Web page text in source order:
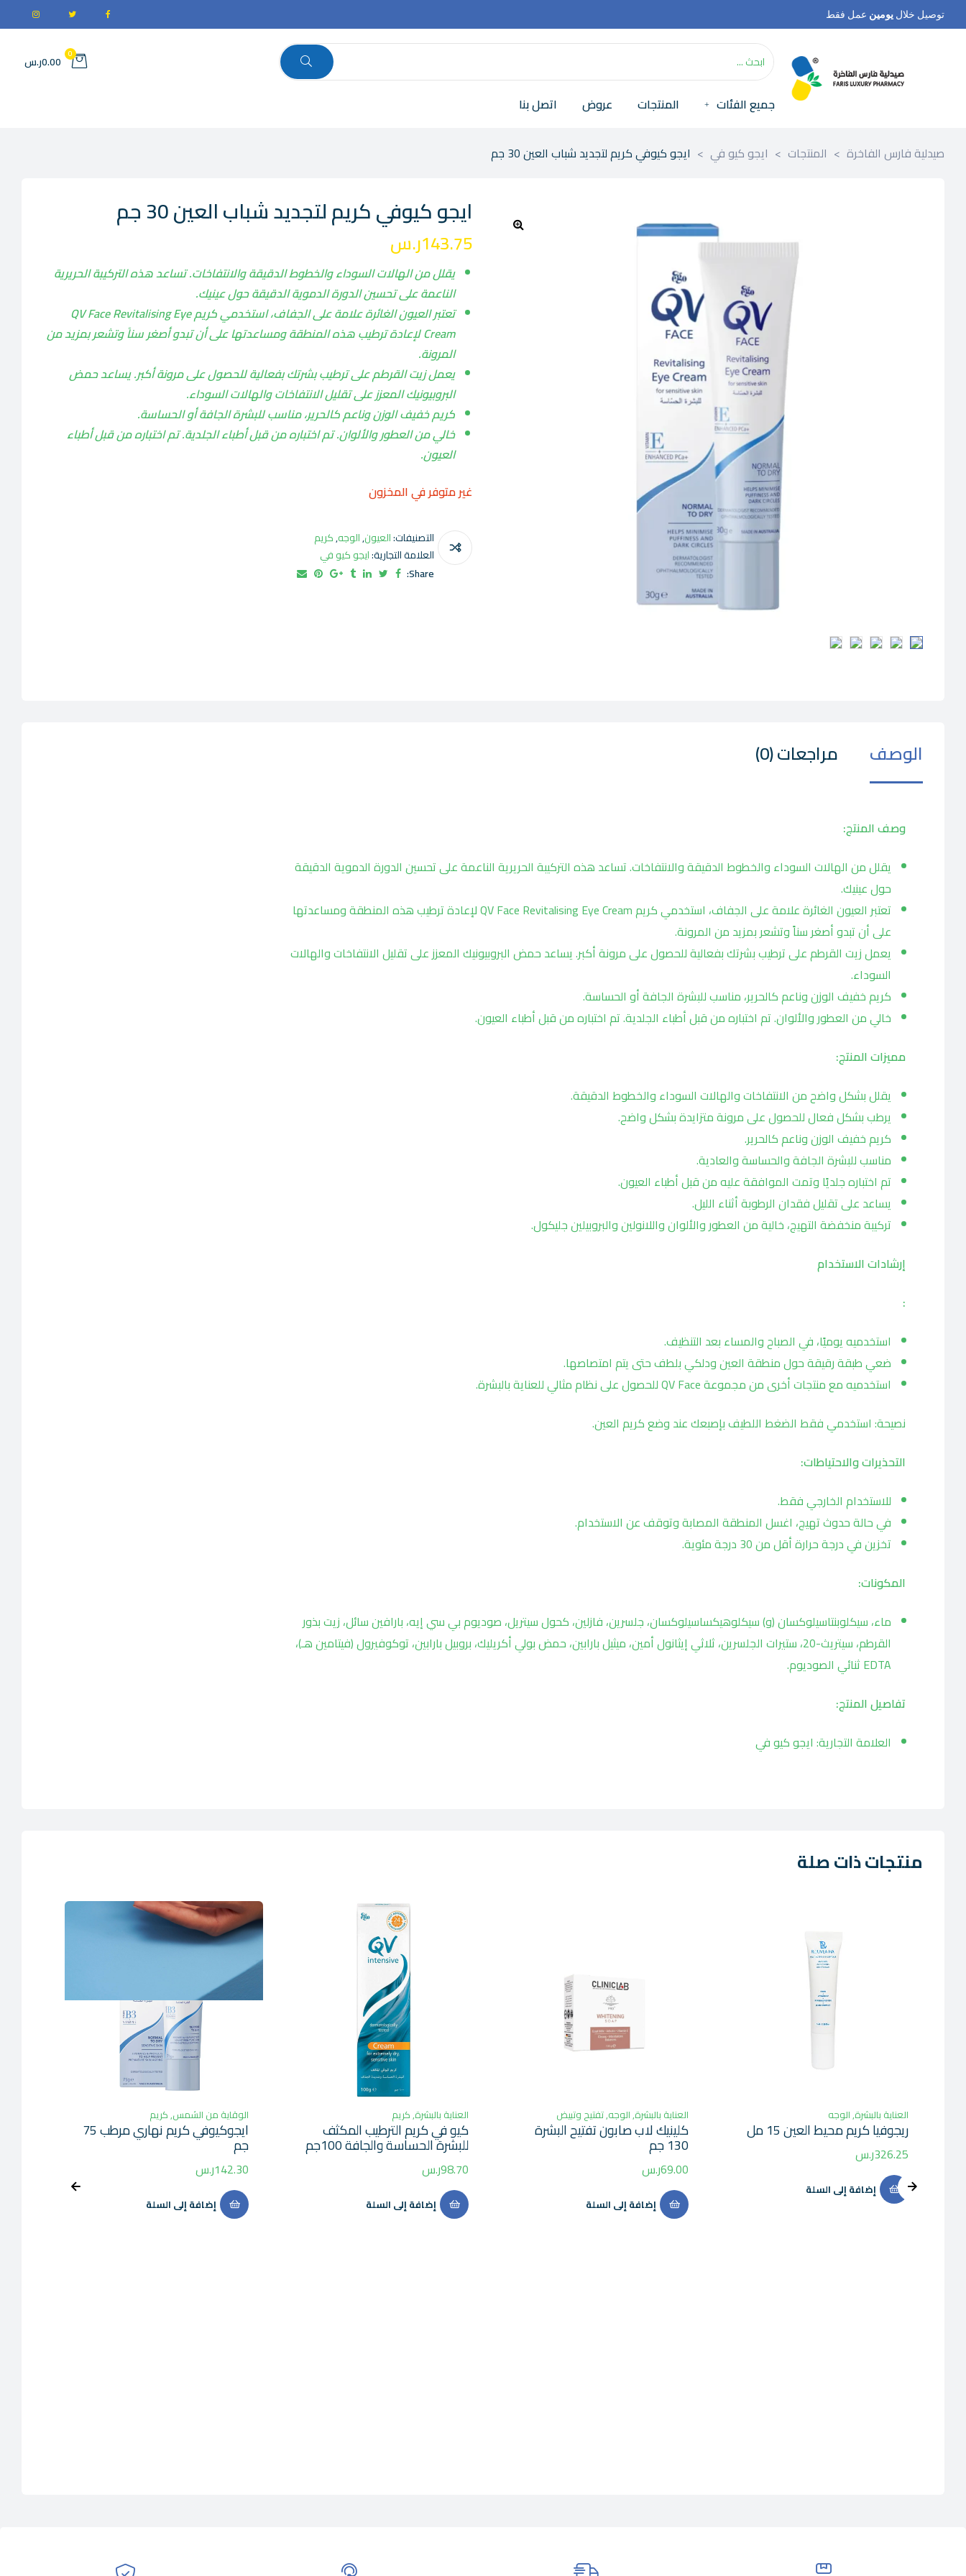
توصيل خلال يومين عمل فقط
0 0.00ر.س
جميع الفئات المنتجات عروض اتصل بنا
صيدلية فارس الفاخرة > المنتجات > ايجو كيو في > ايجو كيوفي كريم لتجديد شباب العين 30 جم
ايجو كيوفي كريم لتجديد شباب العين 30 جم
143.75ر.س
يقلل من الهالات السوداء والخطوط الدقيقة والانتفاخات. تساعد هذه التركيبة الحريرية
الناعمة على تحسين الدورة الدموية الدقيقة حول عينيك.
تعتبر العيون الغائرة علامة على الجفاف، استخدمي كريم QV Face Revitalising Eye
Cream لإعادة ترطيب هذه المنطقة ومساعدتها على أن تبدو أصغر سناً وتشعر بمزيد من
المرونة.
يعمل زيت القرطم على ترطيب بشرتك بفعالية للحصول على مرونة أكبر. يساعد حمض
البروبيونيك المعزز على تقليل الانتفاخات والهالات السوداء.
كريم خفيف الوزن وناعم كالحرير، مناسب للبشرة الجافة أو الحساسة.
خالي من العطور والألوان. تم اختباره من قبل أطباء الجلدية. تم اختباره من قبل أطباء
العيون.
غير متوفر في المخزون
التصنيفات:العيون,الوجه,كريم
العلامة التجارية:ايجو كيو في
Share:
الوصف مراجعات (0)
وصف المنتج:
يقلل من الهالات السوداء والخطوط الدقيقة والانتفاخات. تساعد هذه التركيبة الحريرية الناعمة على تحسين الدورة الدموية الدقيقة
حول عينيك.
تعتبر العيون الغائرة علامة على الجفاف، استخدمي كريم QV Face Revitalising Eye Cream لإعادة ترطيب هذه المنطقة ومساعدتها
على أن تبدو أصغر سناً وتشعر بمزيد من المرونة.
يعمل زيت القرطم على ترطيب بشرتك بفعالية للحصول على مرونة أكبر. يساعد حمض البروبيونيك المعزز على تقليل الانتفاخات والهالات
السوداء.
كريم خفيف الوزن وناعم كالحرير، مناسب للبشرة الجافة أو الحساسة.
خالي من العطور والألوان. تم اختباره من قبل أطباء الجلدية. تم اختباره من قبل أطباء العيون.
مميزات المنتج:
يقلل بشكل واضح من الانتفاخات والهالات السوداء والخطوط الدقيقة.
يرطب بشكل فعال للحصول على مرونة متزايدة بشكل واضح.
كريم خفيف الوزن وناعم كالحرير.
مناسب للبشرة الجافة والحساسة والعادية.
تم اختباره جلديًا وتمت الموافقة عليه من قبل أطباء العيون.
يساعد على تقليل فقدان الرطوبة أثناء الليل.
تركيبة منخفضة التهيج، خالية من العطور والألوان واللانولين والبروبيلين جليكول.
إرشادات الاستخدام
:
استخدميه يوميًا، في الصباح والمساء بعد التنظيف.
ضعي طبقة رقيقة حول منطقة العين ودلكي بلطف حتى يتم امتصاصها.
استخدميه مع منتجات أخرى من مجموعة QV Face للحصول على نظام مثالي للعناية بالبشرة.
نصيحة: استخدمي فقط الضغط اللطيف بإصبعك عند وضع كريم العين.
التحذيرات والاحتياطات:
للاستخدام الخارجي فقط.
في حالة حدوث تهيج، اغسل المنطقة المصابة وتوقف عن الاستخدام.
تخزين في درجة حرارة أقل من 30 درجة مئوية.
المكونات:
ماء، سيكلوبنتاسيلوكسان (و) سيكلوهيكساسيلوكسان، جلسرين، فازلين، كحول سيتريل، صوديوم بي سي إيه، بارافين سائل، زيت بذور
القرطم، سيتريث-20، ستيرات الجلسرين، ثلاثي إيثانول أمين، ميثيل بارابين، حمض بولي أكريليك، بروبيل بارابين، توكوفيرول (فيتامين هـ)،
EDTA ثنائي الصوديوم.
تفاصيل المنتج:
العلامة التجارية: ايجو كيو في
منتجات ذات صلة
العناية بالبشرة,الوجه
ريجوفيا كريم محيط العين 15 مل
326.25ر.س
إضافة إلى السلة
العناية بالبشرة,الوجه,تفتيح وتبيض
كلينيك لاب صابون تفتيح البشرة
130 جم
69.00ر.س
إضافة إلى السلة
العناية بالبشرة,كريم
كيو في كريم الترطيب المكثف
للبشرة الحساسة والجافة 100جم
98.70ر.س
إضافة إلى السلة
الوقاية من الشمس,كريم
ايجوكيوفي كريم نهاري مرطب 75
جم
142.30ر.س
إضافة إلى السلة